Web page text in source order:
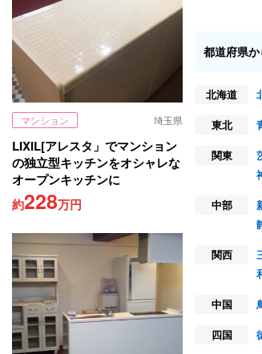
マンション 埼玉県
LIXIL[アレスタ」でマンション
の独立型キッチンをオシャレな
オープンキッチンに
約228万円
都道府県
北海道
東北
関東
中部
関西
中国
四国